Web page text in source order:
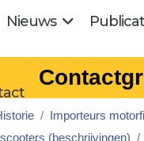
Nieuws
Importeurs
(beschrijvingen)